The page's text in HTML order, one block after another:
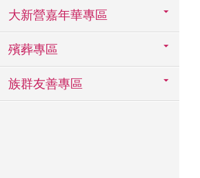
大新營嘉年華專區
殯葬專區
族群友善專區